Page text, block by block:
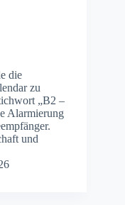
die
zu
„B2 –
Alarmierung
und